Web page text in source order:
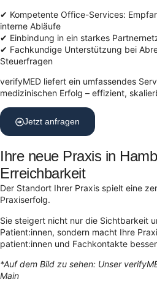
✔ Kompetente Office-Services:
interne Abläufe
✔ Einbindung in ein starkes
✔ Fachkundige Unterstützung bei
Steuerfragen
verifyMED liefert ein umfassendes
medizinischen Erfolg – effizient,
Jetzt anfragen
Ihre neue Praxis in
Erreichbarkeit
Der Standort Ihrer Praxis spielt eine
Praxiserfolg.
Sie steigert nicht nur die Sichtbarkeit
Patient:innen, sondern macht Ihre
patient:innen und Fachkontakte
*Auf dem Bild zu sehen: Unser
Main